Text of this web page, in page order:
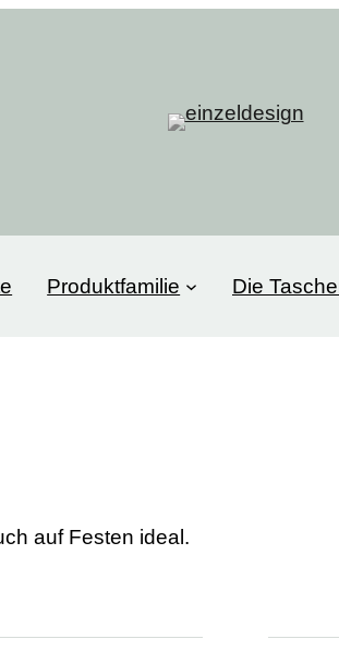
Produktfamilie Die
auf Festen ideal.